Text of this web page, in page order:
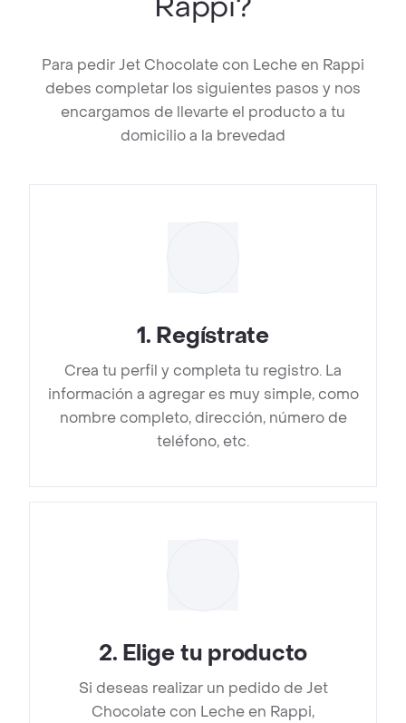
Para pedir Jet Chocolate con Leche en Rappi
debes completar los siguientes pasos y nos
encargamos de llevarte el producto a tu
domicilio a la brevedad
1. Regístrate
Crea tu perfil y completa tu registro. La
información a agregar es muy simple, como
nombre completo, dirección, número de
teléfono, etc.
2. Elige tu producto
Si deseas realizar un pedido de Jet
Chocolate con Leche en Rappi,